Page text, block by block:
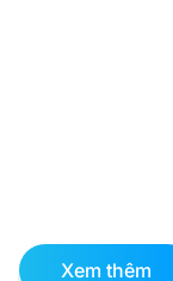
Xem thêm